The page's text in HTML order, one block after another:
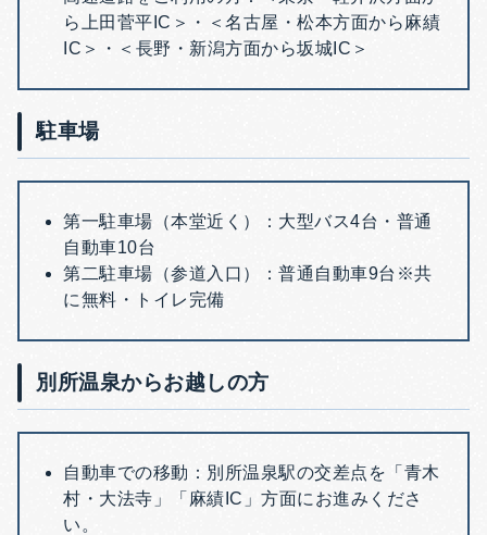
ら上田菅平IC＞・＜ 名古屋・松本方面から麻績
IC＞・＜ 長野・新潟方面から坂城IC＞
駐車場
第一駐車場（本堂近く）： 大型バス4台・ 普通
自動車10台
第二駐車場（参道入口）： 普通自動車9台 ※共
に無料・トイレ完備
別所温泉からお越しの方
自動車での移動： 別所温泉駅の交差点を「青木
村・大法寺」「麻績IC」方面にお進みくださ
い。